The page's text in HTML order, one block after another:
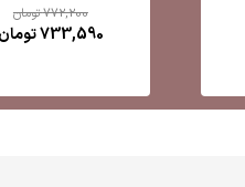
772,200تومان
733,590تومان